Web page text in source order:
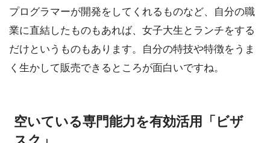
プログラマーが開発をしてくれるものなど、自分の職
業に直結したものもあれば、女子大生とランチをする
だけというものもあります。自分の特技や特徴をうま
く生かして販売できるところが面白いですね。
空いている専門能力を有効活用「ビザ